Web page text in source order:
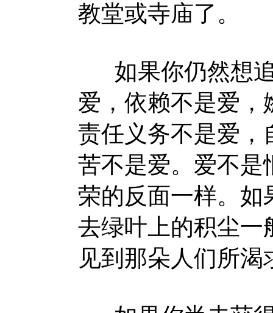
教堂或寺庙了。
如果你仍然想追
爱，依赖不是爱，
责任义务不是爱，
苦不是爱。爱不是
荣的反面一样。如
去绿叶上的积尘一
见到那朵人们所渴